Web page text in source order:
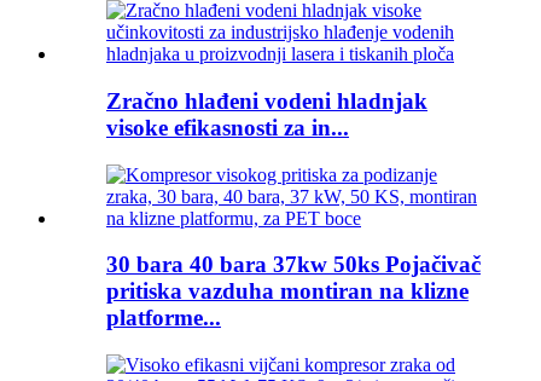
Zračno hlađeni vodeni hladnjak
visoke efikasnosti za in...
30 bara 40 bara 37kw 50ks Pojačivač
pritiska vazduha montiran na klizne
platforme...